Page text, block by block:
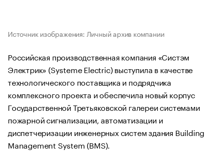
Источник изображения: Личный архив компании
Российская производственная компания «Систэм
Электрик» (Systeme Electric) выступила в качестве
технологического поставщика и подрядчика
комплексного проекта и обеспечила новый корпус
Государственной Третьяковской галереи системами
пожарной сигнализации, автоматизации и
диспетчеризации инженерных систем здания Building
Management System (BMS).